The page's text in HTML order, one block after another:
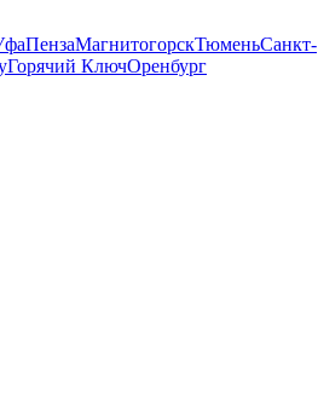
ПензаМагнитогорскТюменьСанкт-
Горячий КлючОренбург